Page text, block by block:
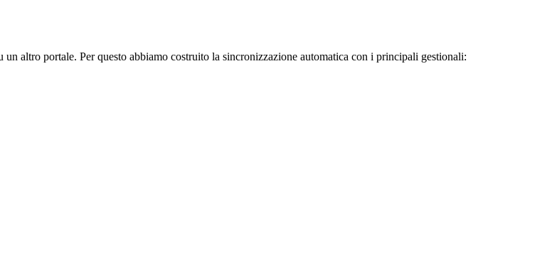
altro portale. Per questo abbiamo costruito la sincronizzazione automatica con i principali gestionali: